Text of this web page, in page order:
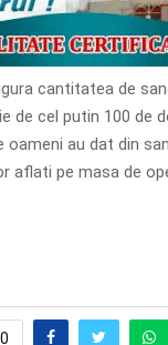
cantitatea de
de cel putin 100 de
oameni au dat din
aflati pe masa de
0